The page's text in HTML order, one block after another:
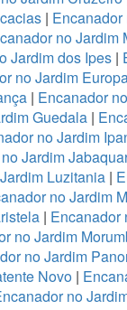
|
no Jardim
Jardim dos Ipes |
no Jardim
| Encanador
Guedala |
no Jardim
Jardim
Luzitania |
no Jardim
| Encanador
no Jardim
no Jardim
Novo |
no